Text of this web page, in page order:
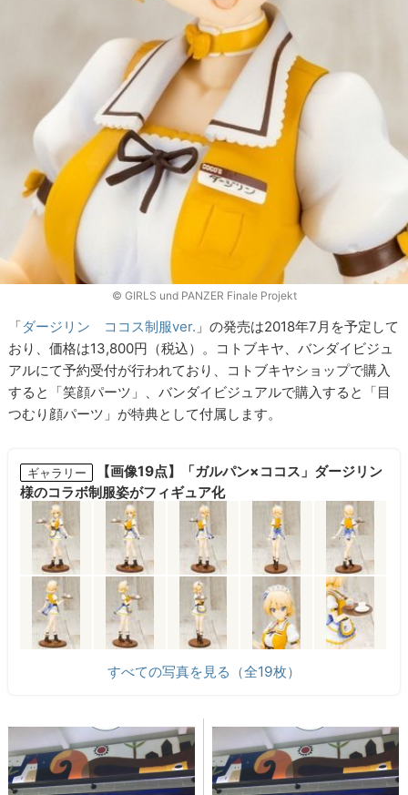
© GIRLS und PANZER Finale Projekt
「ダージリン ココス制服ver. 」の発売は2018年7月を予定して
おり、価格は13,800円（税込）。コトブキヤ、バンダイビジュ
アルにて予約受付が行われており、コトブキヤショップで購入
すると「笑顔パーツ」、バンダイビジュアルで購入すると「目
つむり顔パーツ」が特典として付属します。
ギャラリー
【画像19点】「ガルパン×ココス」ダージリン
様のコラボ制服姿がフィギュア化
すべての写真を見る（全19枚）